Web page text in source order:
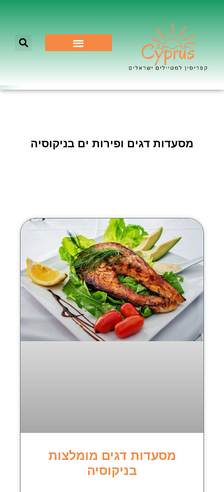
מסעדות דגים ופירות ים בניקוסיה
מסעדות דגים מומלצות
בניקוסיה